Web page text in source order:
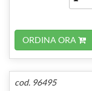
ORDINA ORA
cod. 96495